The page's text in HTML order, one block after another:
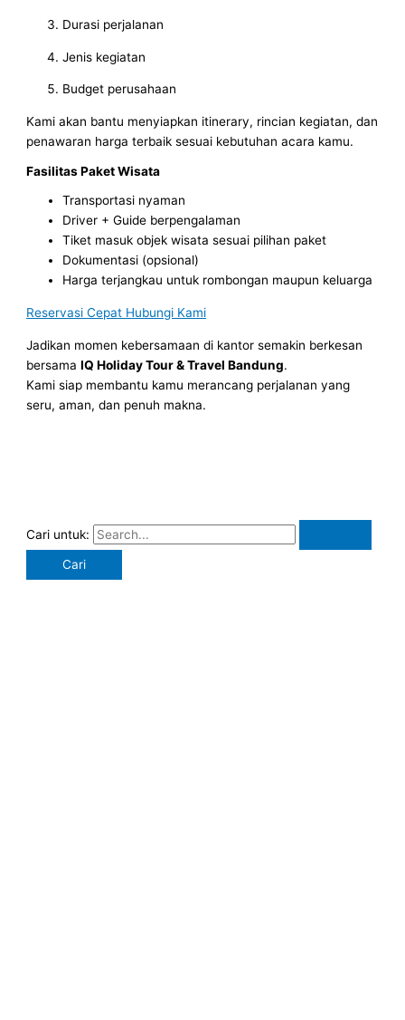
Durasi perjalanan
Jenis kegiatan
Budget perusahaan
Kami akan bantu menyiapkan itinerary, rincian kegiatan, dan
penawaran harga terbaik sesuai kebutuhan acara kamu.
Fasilitas Paket Wisata
Transportasi nyaman
Driver + Guide berpengalaman
Tiket masuk objek wisata sesuai pilihan paket
Dokumentasi (opsional)
Harga terjangkau untuk rombongan maupun keluarga
Reservasi Cepat Hubungi Kami
Jadikan momen kebersamaan di kantor semakin berkesan
bersamaIQ Holiday Tour & Travel Bandung.
Kami siap membantu kamu merancang perjalanan yang
seru, aman, dan penuh makna.
Cari untuk: